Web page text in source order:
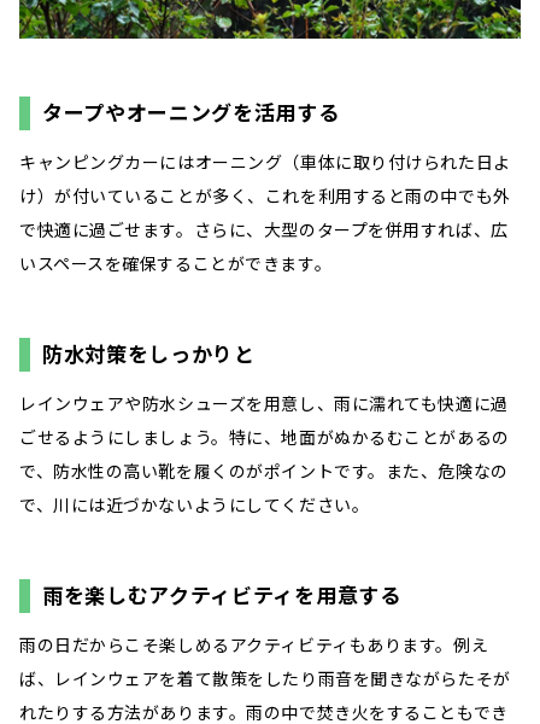
タープやオーニングを活用する
キャンピングカーにはオーニング（車体に取り付けられた日よ
け）が付いていることが多く、これを利用すると雨の中でも外
で快適に過ごせます。さらに、大型のタープを併用すれば、広
いスペースを確保することができます。
防水対策をしっかりと
レインウェアや防水シューズを用意し、雨に濡れても快適に過
ごせるようにしましょう。特に、地面がぬかるむことがあるの
で、防水性の高い靴を履くのがポイントです。また、危険なの
で、川には近づかないようにしてください。
雨を楽しむアクティビティを用意する
雨の日だからこそ楽しめるアクティビティもあります。例え
ば、レインウェアを着て散策をしたり雨音を聞きながらたそが
れたりする方法があります。雨の中で焚き火をすることもでき